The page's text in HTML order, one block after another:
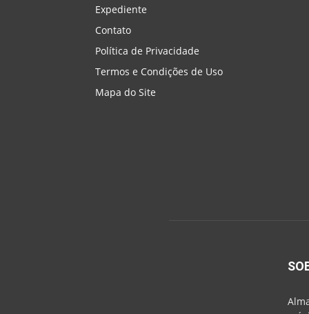
Expediente
Contato
Política de Privacidade
Termos e Condições de Uso
Mapa do Site